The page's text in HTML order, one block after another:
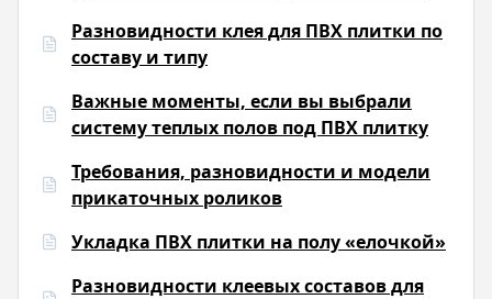
Разновидности клея для ПВХ плитки по
составу и типу
Важные моменты, если вы выбрали
систему теплых полов под ПВХ плитку
Требования, разновидности и модели
прикаточных роликов
Укладка ПВХ плитки на полу «елочкой»
Разновидности клеевых составов для